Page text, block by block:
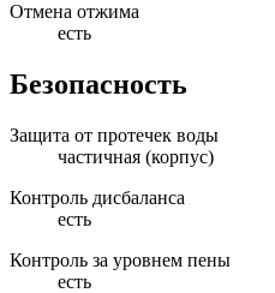
Отмена отжима
есть
Безопасность
Защита от протечек воды
частичная (корпус)
Контроль дисбаланса
есть
Контроль за уровнем пены
есть